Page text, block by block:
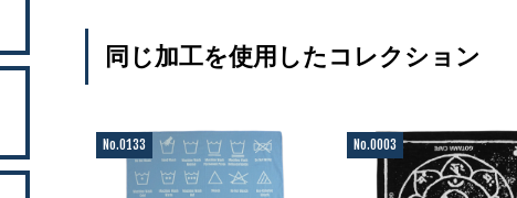
同じ加工を使用したコレクション
No.0133 No.0003